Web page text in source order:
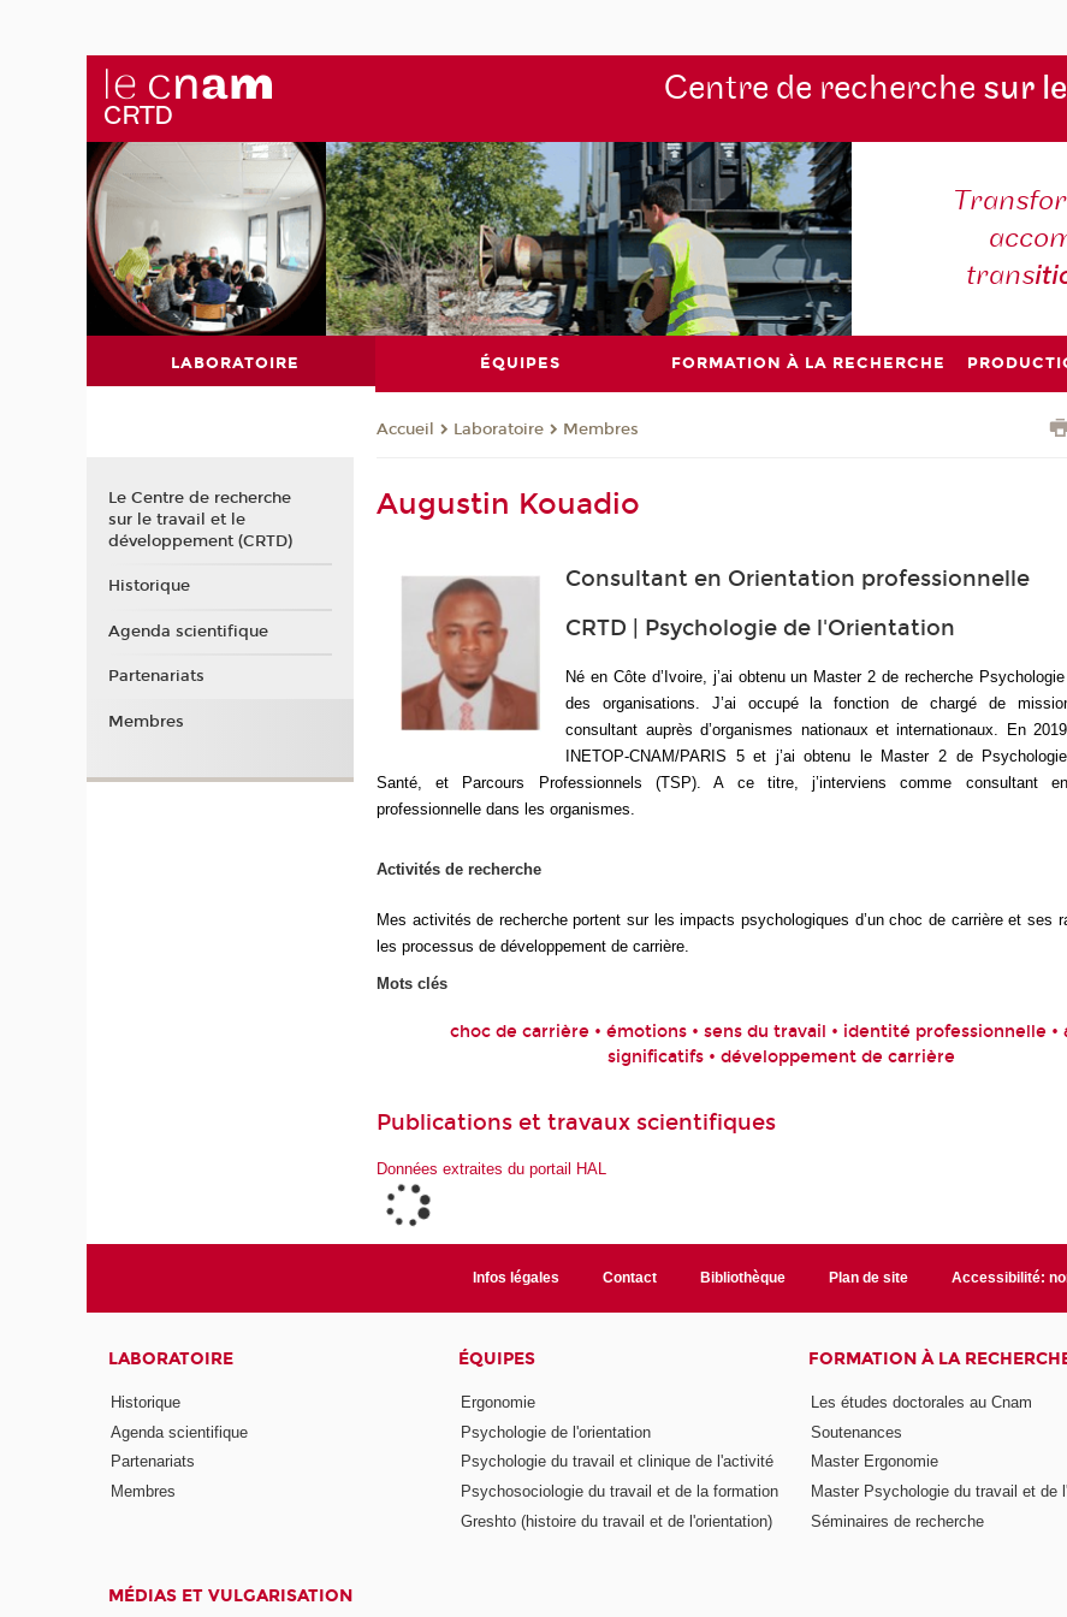
Centre de recherche sur
trans
LABORATOIRE ÉQUIPES FORMATION À LA RECHERCHE
Accueil Laboratoire Membres
Augustin Kouadio
Consultant en Orientation professionnelle
CRTD | Psychologie de l'Orientation
Né en Côte d’Ivoire, j’ai obtenu un Master 2 de recherche
des organisations. J’ai occupé la fonction de chargé de
consultant auprès d’organismes nationaux et internationaux. En
INETOP-CNAM/PARIS 5 et j’ai obtenu le Master 2 de
Santé, et Parcours Professionnels (TSP). A ce titre, j’interviens comme consultant
professionnelle dans les organismes.
Activités de recherche
Mes activités de recherche portent sur les impacts psychologiques d’un choc de carrière et ses
les processus de développement de carrière.
Mots clés
choc de carrière • émotions • sens du travail • identité professionnelle •
significatifs • développement de carrière
Publications et travaux scientifiques
Données extraites du portail HAL
Le Centre de recherche
sur le travail et le
développement (CRTD)
Historique
Agenda scientifique
Partenariats
Membres
Infos légales Contact Bibliothèque Plan de site Accessibilité:
LABORATOIRE
Historique
Agenda scientifique
Partenariats
Membres
ÉQUIPES
Ergonomie
Psychologie de l'orientation
Psychologie du travail et clinique de l'activité
Psychosociologie du travail et de la formation
Greshto (histoire du travail et de l'orientation)
FORMATION À LA
Les études doctorales au Cnam
Soutenances
Master Ergonomie
Master Psychologie du travail et de
Séminaires de recherche
MÉDIAS ET VULGARISATION